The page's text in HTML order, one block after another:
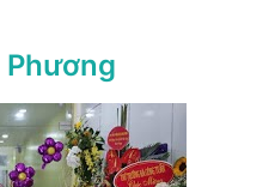
Phương